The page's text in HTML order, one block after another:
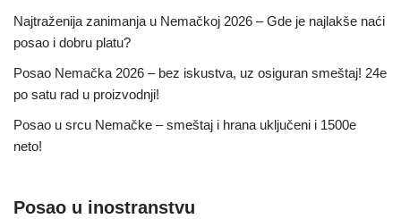
Najtraženija zanimanja u Nemačkoj 2026 – Gde je najlakše naći
posao i dobru platu?
Posao Nemačka 2026 – bez iskustva, uz osiguran smeštaj! 24e
po satu rad u proizvodnji!
Posao u srcu Nemačke – smeštaj i hrana uključeni i 1500e
neto!
Posao u inostranstvu